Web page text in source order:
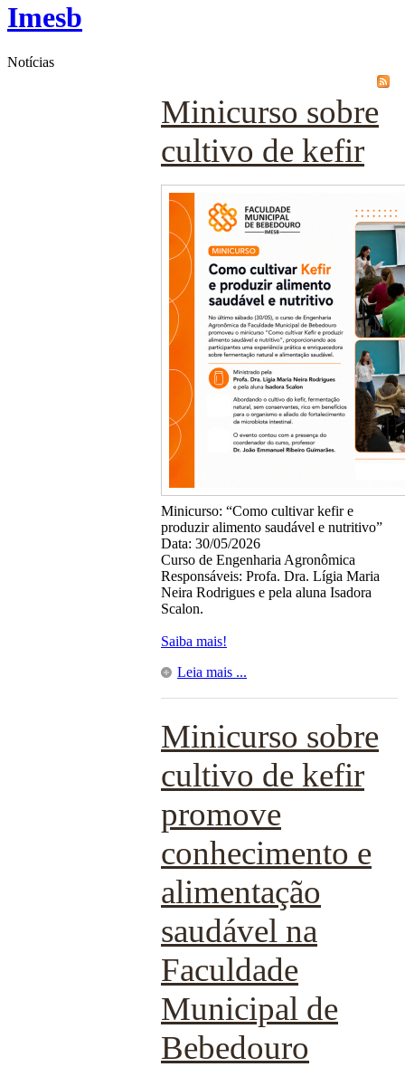
Imesb
Notícias
Minicurso sobre
cultivo de kefir
Minicurso: “Como cultivar kefir e
produzir alimento saudável e nutritivo”
Data: 30/05/2026
Curso de Engenharia Agronômica
Responsáveis: Profa. Dra. Lígia Maria
Neira Rodrigues e pela aluna Isadora
Scalon.
Saiba mais!
Leia mais ...
Minicurso sobre
cultivo de kefir
promove
conhecimento e
alimentação
saudável na
Faculdade
Municipal de
Bebedouro